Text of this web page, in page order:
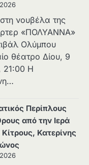
νουβέλα της
«ΠΟΛΥΑΝΝΑ»
Ολύμπου
θέατρο Δίου, 9
21:00 Η
Περίπλους
από την Ιερά
Κατερίνης